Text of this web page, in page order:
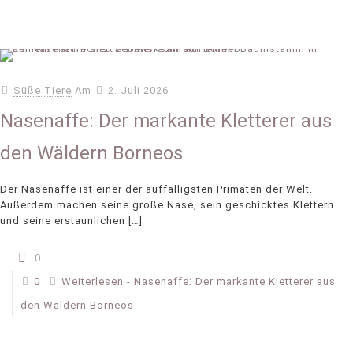
Süße Tiere Am 2. Juli 2026
Nasenaffe: Der markante Kletterer aus
den Wäldern Borneos
Der Nasenaffe ist einer der auffälligsten Primaten der Welt.
Außerdem machen seine große Nase, sein geschicktes Klettern
und seine erstaunlichen
[…]
0
0
Weiterlesen - Nasenaffe: Der markante Kletterer aus
den Wäldern Borneos